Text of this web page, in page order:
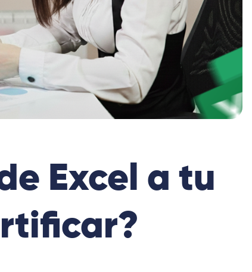
Excel a tu